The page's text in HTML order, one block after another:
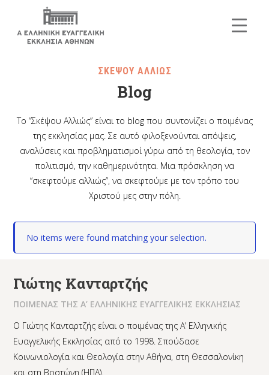
ΣΚΕΨΟΥ ΑΛΛΙΩΣ
Blog
Το “Σκέψου Αλλιώς” είναι το blog που συντονίζει ο ποιμένας
της εκκλησίας μας. Σε αυτό φιλοξενούνται απόψεις,
αναλύσεις και προβληματισμοί γύρω από τη θεολογία, τον
πολιτισμό, την καθημερινότητα. Μια πρόσκληση να
“σκεφτούμε αλλιώς”, να σκεφτούμε με τον τρόπο του
Χριστού μες στην πόλη.
No items were found matching your selection.
Γιώτης Κανταρτζής
ΠΟΙΜΕΝΑΣ ΤΗΣ Α’ ΕΛΛΗΝΙΚΗΣ ΕΥΑΓΓΕΛΙΚΗΣ ΕΚΚΛΗΣΙΑΣ
Ο Γιώτης Κανταρτζής είναι ο ποιμένας της Α’ Ελληνικής
Ευαγγελικής Εκκλησίας από το 1998. Σπούδασε
Κοινωνιολογία και Θεολογία στην Αθήνα, στη Θεσσαλονίκη
και στη Βοστώνη (ΗΠΑ).